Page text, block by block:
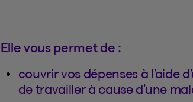
Elle vous permet de :
couvrir vos dépenses à l’aide
de travailler à cause d’une